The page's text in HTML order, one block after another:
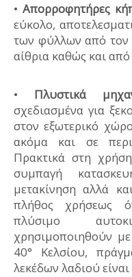
• Απορροφητήρες
εύκολο,
των φύλλων από τον
αίθρια καθώς και
• Πλυστικά
σχεδιασμένα για
στον εξωτερικό
ακόμα και σε
Πρακτικά στη
συμπαγή
μετακίνηση αλλά
πλήθος χρήσεως
πλύσιμο
χρησιμοποιηθούν
40° Κελσίου,
λεκέδων λαδιού